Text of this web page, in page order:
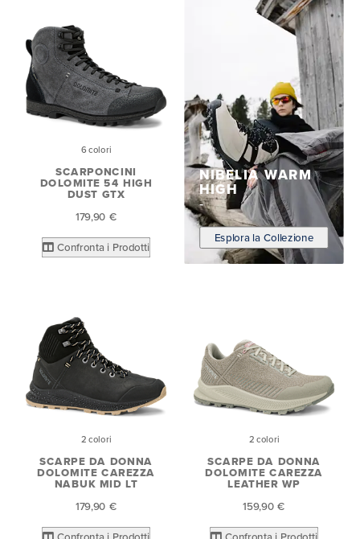
6 colori
SCARPONCINI
DOLOMITE 54 HIGH
DUST GTX
179,90 €
Confronta i Prodotti
NIBELIA WARM
HIGH
Esplora la Collezione
2 colori
SCARPE DA DONNA
DOLOMITE CAREZZA
NABUK MID LT
179,90 €
2 colori
SCARPE DA DONNA
DOLOMITE CAREZZA
LEATHER WP
159,90 €